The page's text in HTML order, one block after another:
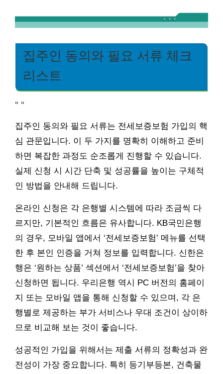
집주인 동의와 필요 서류 체크
리스트
" "
집주인 동의와 필요 서류는 전세보증보험 가입의 핵
심 관문입니다. 이 두 가지를 명확히 이해하고 준비
하면 복잡한 과정도 순조롭게 진행할 수 있습니다.
실제 신청 시 시간 단축 및 성공률을 높이는 구체적
인 방법을 안내해 드립니다.
온라인 신청은 각 은행별 시스템에 따라 조금씩 다
르지만, 기본적인 흐름은 유사합니다. KB국민은행
의 경우, 모바일 앱에서 ‘전세보증보험’ 메뉴를 선택
한 후 본인 인증을 거쳐 정보를 입력합니다. 신한은
행은 ‘원하는 상품’ 섹션에서 ‘전세보증보험’을 찾아
신청하면 됩니다. 우리은행 역시 PC 버전의 홈페이
지 또는 모바일 앱을 통해 신청할 수 있으며, 각 은
행별로 제공하는 부가 서비스나 우대 조건이 상이하
므로 비교해 보는 것이 좋습니다.
성공적인 가입을 위해서는 제출 서류의 정확성과 완
전성이 가장 중요합니다. 특히 등기부등본, 건축물